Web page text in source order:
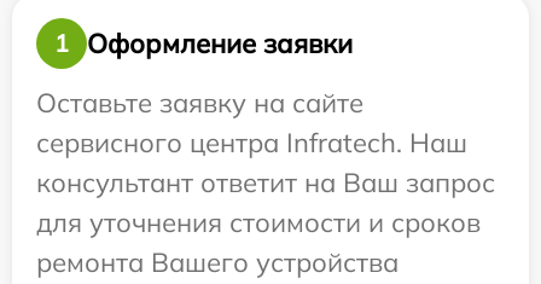
1
Оформление заявки
Оставьте заявку на сайте
сервисного центра Infratech. Наш
консультант ответит на Ваш запрос
для уточнения стоимости и сроков
ремонта Вашего устройства